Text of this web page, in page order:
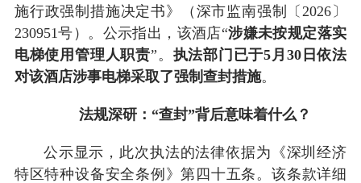
施行政强制措施决定书》（深市监南强制〔2026〕
230951号）。公示指出，该酒店“涉嫌未按规定落实
电梯使用管理人职责”。 执法部门已于5月30日依法
对该酒店涉事电梯采取了强制查封措施。
法规深研：“查封”背后意味着什么？
公示显示，此次执法的法律依据为《深圳经济
特区特种设备安全条例》第四十五条。该条款详细